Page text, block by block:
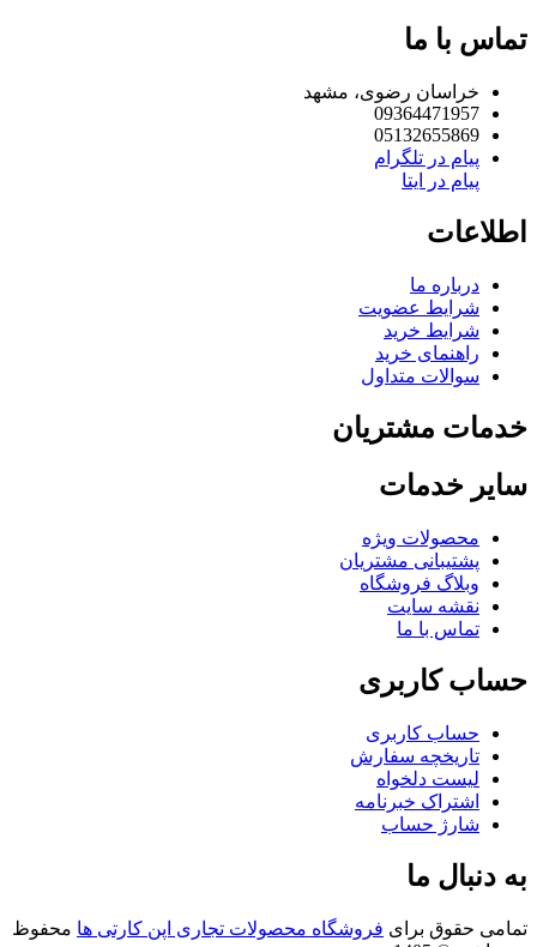
با ما
خراسان رضوی، مشهد
09364471957
05132655869
پیام در تلگرام
پیام در ایتا
درباره ما
شرایط عضویت
شرایط خرید
راهنمای خرید
سوالات متداول
مشتریان
خدمات
محصولات ویژه
پشتیبانی مشتریان
وبلاگ فروشگاه
نقشه سایت
تماس با ما
کاربری
حساب کاربری
تاریخچه سفارش
لیست دلخواه
اشتراک خبرنامه
شارژ حساب
دنبال ما
حقوق برای فروشگاه محصولات تجاری اپن کارتی ها محفوظ